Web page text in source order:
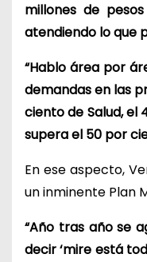
millones de
atendiendo lo que
“Hablo área por
demandas en las
ciento de Salud, el
supera el 50 por
En ese aspecto,
un inminente Plan
“Año tras año se
decir ‘mire está